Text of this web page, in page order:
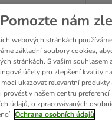
Pomozte nám
webových stránkách
základní soubory cookies,
stránkách. S vaším
účely pro zlepšení kvality
ukazovat relevantní
provést v našem centru
údajů, o zpracovávaných
Ochrana osobních údajů